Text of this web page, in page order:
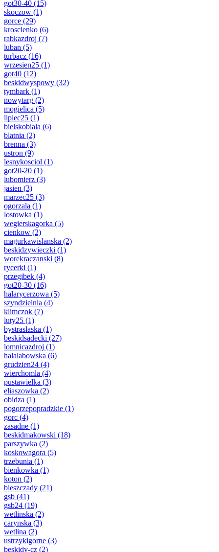
got30-40 (15)
skoczow (1)
gorce (29)
kroscienko (6)
rabkazdroj (7)
luban (5)
turbacz (16)
wrzesien25 (1)
got40 (12)
beskidwyspowy (32)
tymbark (1)
nowytarg (2)
mogielica (5)
lipiec25 (1)
bielskobiala (6)
blatnia (2)
brenna (3)
ustron (9)
lesnykosciol (1)
got20-20 (1)
lubomierz (3)
jasien (3)
marzec25 (3)
ogorzala (1)
lostowka (1)
wegierskagorka (5)
cienkow (2)
magurkawislanska (2)
beskidzywieczki (1)
worekraczanski (8)
rycerki (1)
przegibek (4)
got20-30 (16)
halarycerzowa (5)
szyndzielnia (4)
klimczok (7)
luty25 (1)
bystraslaska (1)
beskidsadecki (27)
lomnicazdroj (1)
halalabowska (6)
grudzien24 (4)
wierchomla (4)
pustawielka (3)
eliaszowka (2)
obidza (1)
pogorzepopradzkie (1)
gorc (4)
zasadne (1)
beskidmakowski (18)
parszywka (2)
koskowagora (5)
trzebunia (1)
bienkowka (1)
koton (2)
bieszczady (21)
gsb (41)
gsb24 (19)
wetlinska (2)
carynska (3)
wetlina (2)
ustrzykigorne (3)
beskidy-cz (2)